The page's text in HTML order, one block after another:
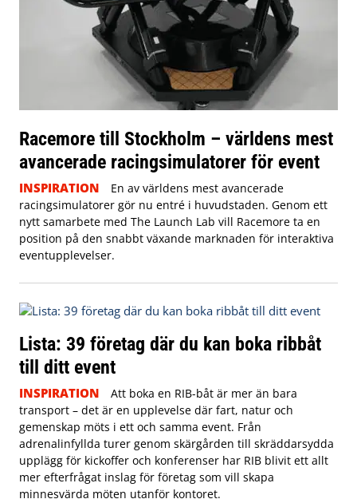
Racemore till Stockholm – världens mest
avancerade racingsimulatorer för event
INSPIRATION
En av världens mest avancerade
racingsimulatorer gör nu entré i huvudstaden. Genom ett
nytt samarbete med The Launch Lab vill Racemore ta en
position på den snabbt växande marknaden för interaktiva
eventupplevelser.
Lista: 39 företag där du kan boka ribbåt
till ditt event
INSPIRATION
Att boka en RIB-båt är mer än bara
transport – det är en upplevelse där fart, natur och
gemenskap möts i ett och samma event. Från
adrenalinfyllda turer genom skärgården till skräddarsydda
upplägg för kickoffer och konferenser har RIB blivit ett allt
mer efterfrågat inslag för företag som vill skapa
minnesvärda möten utanför kontoret.